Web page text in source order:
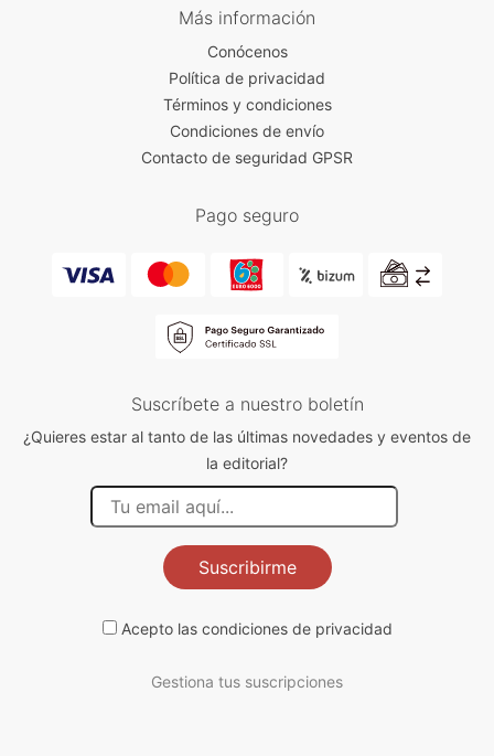
Más información
Conócenos
Política de privacidad
Términos y condiciones
Condiciones de envío
Contacto de seguridad GPSR
Pago seguro
Suscríbete a nuestro boletín
¿Quieres estar al tanto de las últimas novedades y eventos de
la editorial?
Suscribirme
Acepto las condiciones de privacidad
Gestiona tus suscripciones